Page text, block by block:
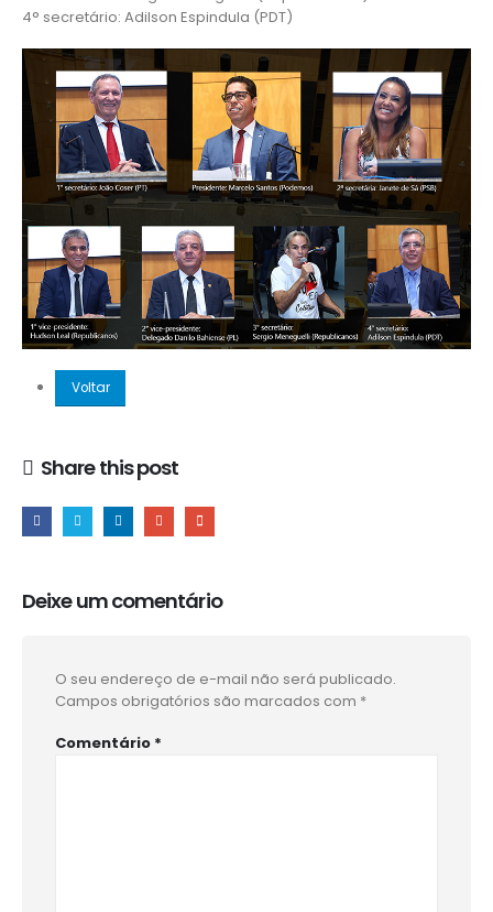
4° secretário: Adilson Espindula (PDT)
Voltar
Share this post
Deixe um comentário
O seu endereço de e-mail não será publicado.
Campos obrigatórios são marcados com *
Comentário *